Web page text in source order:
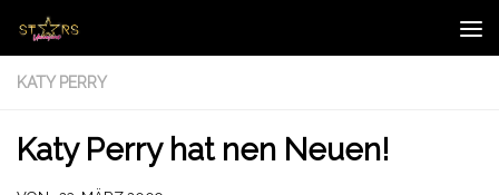
Zum Inhalt springen
KATY PERRY
Katy Perry hat nen Neuen!